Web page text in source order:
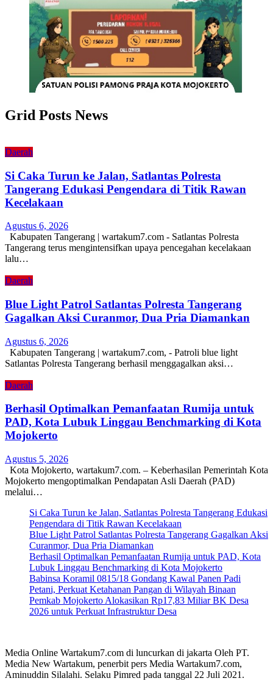
Grid Posts News
Daerah
Si Caka Turun ke Jalan, Satlantas Polresta
Tangerang Edukasi Pengendara di Titik Rawan
Kecelakaan
Agustus 6, 2026
Kabupaten Tangerang | wartakum7.com - Satlantas Polresta
Tangerang terus mengintensifkan upaya pencegahan kecelakaan
lalu…
Daerah
Blue Light Patrol Satlantas Polresta Tangerang
Gagalkan Aksi Curanmor, Dua Pria Diamankan
Agustus 6, 2026
Kabupaten Tangerang | wartakum7.com, - Patroli blue light
Satlantas Polresta Tangerang berhasil menggagalkan aksi…
Daerah
Berhasil Optimalkan Pemanfaatan Rumija untuk
PAD, Kota Lubuk Linggau Benchmarking di Kota
Mojokerto
Agustus 5, 2026
Kota Mojokerto, wartakum7.com. – Keberhasilan Pemerintah Kota
Mojokerto mengoptimalkan Pendapatan Asli Daerah (PAD)
melalui…
Si Caka Turun ke Jalan, Satlantas Polresta Tangerang Edukasi
Pengendara di Titik Rawan Kecelakaan
Blue Light Patrol Satlantas Polresta Tangerang Gagalkan Aksi
Curanmor, Dua Pria Diamankan
Berhasil Optimalkan Pemanfaatan Rumija untuk PAD, Kota
Lubuk Linggau Benchmarking di Kota Mojokerto
Babinsa Koramil 0815/18 Gondang Kawal Panen Padi
Petani, Perkuat Ketahanan Pangan di Wilayah Binaan
Pemkab Mojokerto Alokasikan Rp17,83 Miliar BK Desa
2026 untuk Perkuat Infrastruktur Desa
Media Online Wartakum7.com di luncurkan di jakarta Oleh PT.
Media New Wartakum, penerbit pers Media Wartakum7.com,
Aminuddin Silalahi. Selaku Pimred pada tanggal 22 Juli 2021.